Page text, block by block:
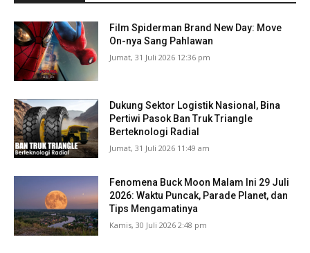
Film Spiderman Brand New Day: Move
On-nya Sang Pahlawan
Jumat, 31 Juli 2026 12:36 pm
Dukung Sektor Logistik Nasional, Bina
Pertiwi Pasok Ban Truk Triangle
Berteknologi Radial
Jumat, 31 Juli 2026 11:49 am
Fenomena Buck Moon Malam Ini 29 Juli
2026: Waktu Puncak, Parade Planet, dan
Tips Mengamatinya
Kamis, 30 Juli 2026 2:48 pm